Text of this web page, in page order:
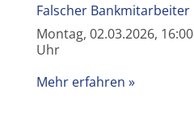
Falscher Bankmitarbeiter
Montag, 02.03.2026, 16:00
Uhr
Mehr erfahren